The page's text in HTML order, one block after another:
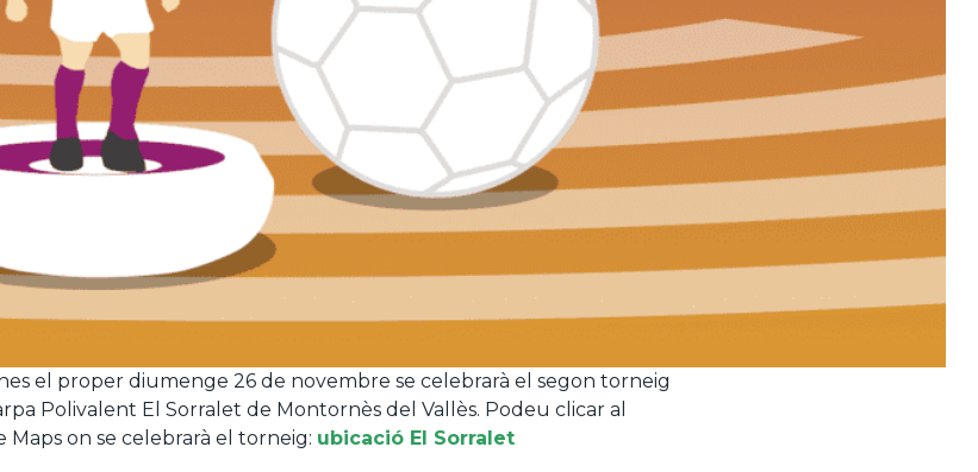
el proper diumenge 26 de novembre se celebrarà el segon torneig
Polivalent El Sorralet de Montornès del Vallès. Podeu clicar al
on se celebrarà el torneig: ubicació El Sorralet